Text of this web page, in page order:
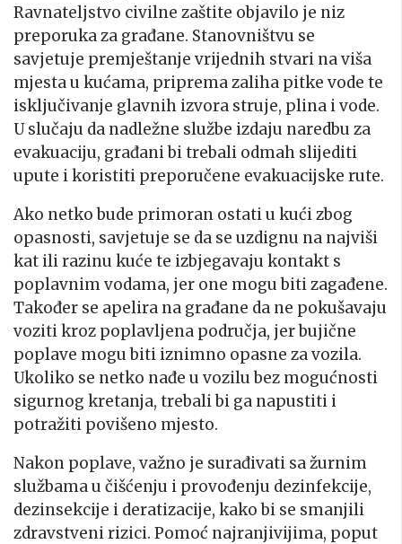
Ravnateljstvo civilne zaštite objavilo je niz
preporuka za građane. Stanovništvu se
savjetuje premještanje vrijednih stvari na viša
mjesta u kućama, priprema zaliha pitke vode te
isključivanje glavnih izvora struje, plina i vode.
U slučaju da nadležne službe izdaju naredbu za
evakuaciju, građani bi trebali odmah slijediti
upute i koristiti preporučene evakuacijske rute.
Ako netko bude primoran ostati u kući zbog
opasnosti, savjetuje se da se uzdignu na najviši
kat ili razinu kuće te izbjegavaju kontakt s
poplavnim vodama, jer one mogu biti zagađene.
Također se apelira na građane da ne pokušavaju
voziti kroz poplavljena područja, jer bujične
poplave mogu biti iznimno opasne za vozila.
Ukoliko se netko nađe u vozilu bez mogućnosti
sigurnog kretanja, trebali bi ga napustiti i
potražiti povišeno mjesto.
Nakon poplave, važno je surađivati sa žurnim
službama u čišćenju i provođenju dezinfekcije,
dezinsekcije i deratizacije, kako bi se smanjili
zdravstveni rizici. Pomoć najranjivijima, poput